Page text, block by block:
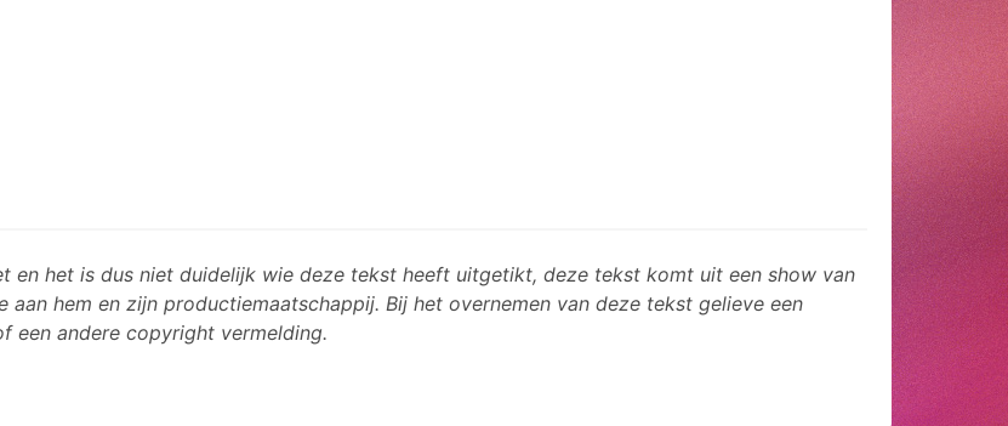
en het is dus niet duidelijk wie deze tekst heeft uitgetikt, deze tekst komt uit een show van
aan hem en zijn productiemaatschappij. Bij het overnemen van deze tekst gelieve een
een andere copyright vermelding.